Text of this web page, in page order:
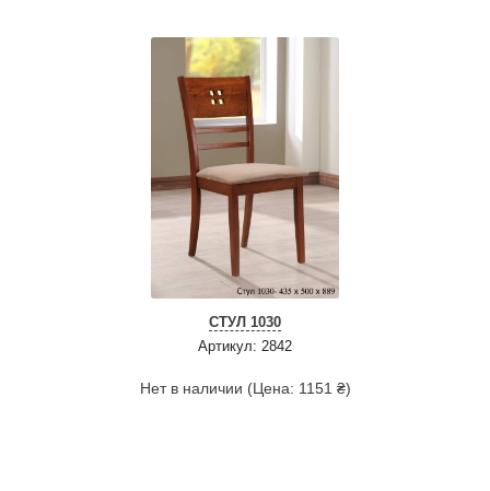
СТУЛ 1030
Артикул: 2842
Нет в наличии (Цена: 1151 ₴)